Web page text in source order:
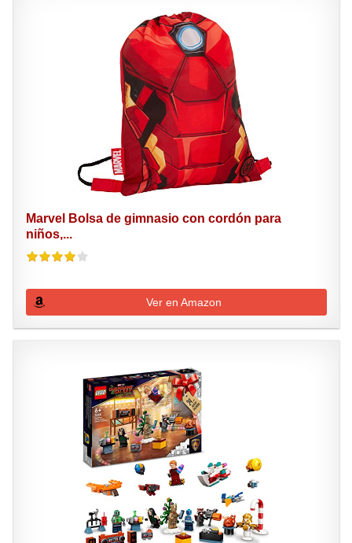
Marvel Bolsa de gimnasio con cordón para
niños,...
Ver en Amazon